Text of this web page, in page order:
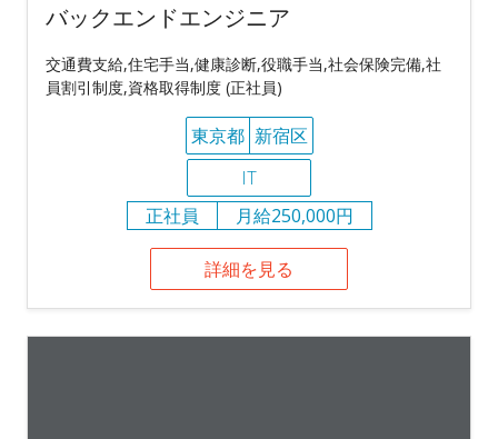
バックエンドエンジニア
交通費支給,住宅手当,健康診断,役職手当,社会保険完備,社
員割引制度,資格取得制度 (正社員)
東京都 新宿区
IT
正社員
月給250,000円
詳細を見る